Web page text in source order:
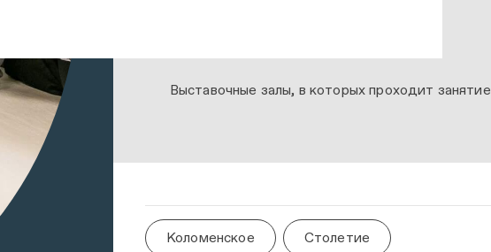
Выставочные залы, в которых проходит занятие
Коломенское Столетие